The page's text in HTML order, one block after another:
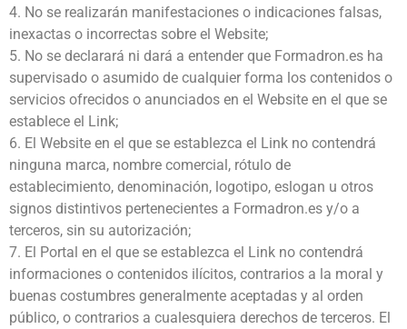
4. No se realizarán manifestaciones o indicaciones falsas,
inexactas o incorrectas sobre el Website;
5. No se declarará ni dará a entender que Formadron.es ha
supervisado o asumido de cualquier forma los contenidos o
servicios ofrecidos o anunciados en el Website en el que se
establece el Link;
6. El Website en el que se establezca el Link no contendrá
ninguna marca, nombre comercial, rótulo de
establecimiento, denominación, logotipo, eslogan u otros
signos distintivos pertenecientes a Formadron.es y/o a
terceros, sin su autorización;
7. El Portal en el que se establezca el Link no contendrá
informaciones o contenidos ilícitos, contrarios a la moral y
buenas costumbres generalmente aceptadas y al orden
público, o contrarios a cualesquiera derechos de terceros. El